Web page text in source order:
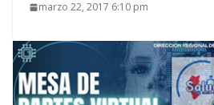
marzo 22, 2017 6:10 pm